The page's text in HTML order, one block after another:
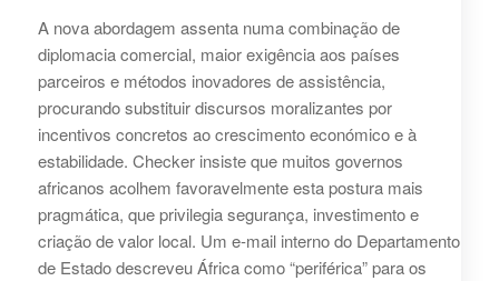
A nova abordagem assenta numa combinação de
diplomacia comercial, maior exigência aos países
parceiros e métodos inovadores de assistência,
procurando substituir discursos moralizantes por
incentivos concretos ao crescimento económico e à
estabilidade. Checker insiste que muitos governos
africanos acolhem favoravelmente esta postura mais
pragmática, que privilegia segurança, investimento e
criação de valor local. Um e‑mail interno do Departamento
de Estado descreveu África como “periférica” para os